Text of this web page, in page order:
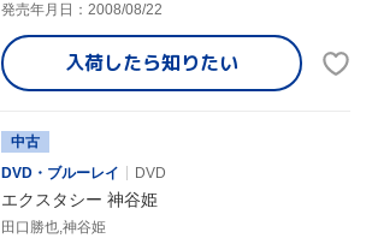
発売年月日：2008/08/22
入荷したら知りたい
中古
DVD・ブルーレイ
DVD
エクスタシー 神谷姫
田口勝也,神谷姫